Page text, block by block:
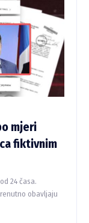
mjeri
fiktivnim
24 časa.
obavljaju